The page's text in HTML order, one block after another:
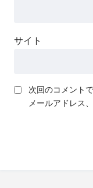
サイト
次回のコメント
メールアドレス